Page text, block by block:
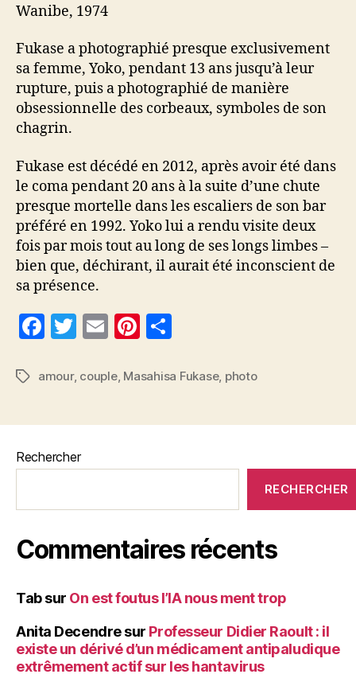
Wanibe, 1974
Fukase a photographié presque exclusivement
sa femme, Yoko, pendant 13 ans jusqu’à leur
rupture, puis a photographié de manière
obsessionnelle des corbeaux, symboles de son
chagrin.
Fukase est décédé en 2012, après avoir été dans
le coma pendant 20 ans à la suite d’une chute
presque mortelle dans les escaliers de son bar
préféré en 1992. Yoko lui a rendu visite deux
fois par mois tout au long de ses longs limbes –
bien que, déchirant, il aurait été inconscient de
sa présence.
F
c
b
o
o
k
T
itt
E
ai
Pi
er
t
rt
g
Étiquettes
amour, couple, Masahisa Fukase, photo
Rechercher
RECHERCHER
Commentaires récents
Tabsur On est foutus l’IA nous ment trop
Anita Decendresur Professeur Didier Raoult : il
existe un dérivé d’un médicament antipaludique
extrêmement actif sur les hantavirus